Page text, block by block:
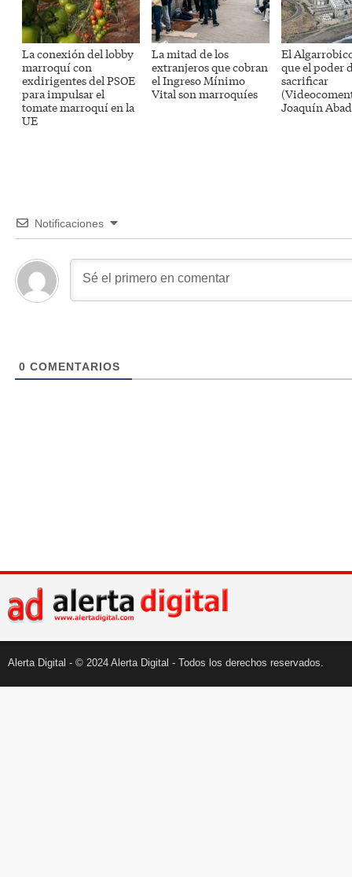
La conexión del lobby
marroquí con
exdirigentes del PSOE
para impulsar el
tomate marroquí en la
UE
La mitad de los
extranjeros que cobran
el Ingreso Mínimo
Vital son marroquíes
El
que el poder
sacrificar
Joaquín
Notificaciones
0 COMENTARIOS
Alerta Digital - © 2024 Alerta Digital - Todos los derechos reservados.